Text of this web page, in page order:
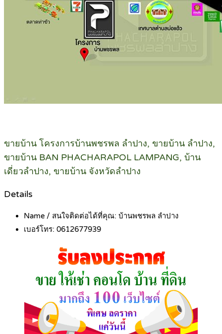
ขายบ้าน โครงการบ้านพชรพล ลำปาง, ขายบ้าน ลำปาง,
ขายบ้าน BAN PHACHARAPOL LAMPANG, บ้าน
เดี่ยวลำปาง, ขายบ้าน จังหวัดลำปาง
Details
Name / สนใจติดต่อได้ที่คุณ: บ้านพชรพล ลำปาง
เบอร์โทร: 0612677939